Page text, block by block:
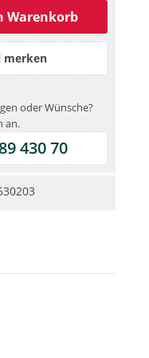
Warenkorb
merken
oder Wünsche?
an.
430 70